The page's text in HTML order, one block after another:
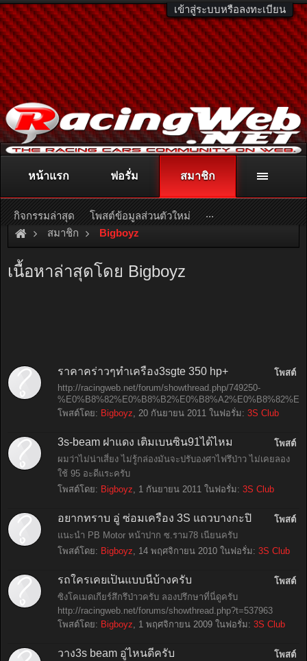
เข้าสู่ระบบหรือลงทะเบียน
ติดต่อลงโฆษณา racingweb@gmail.comหรือโทร. 081-811-1138
หรืออ่านรายละเอียดเพิ่มเติม คลิกที่นี่
สมาชิก Bigboyz
เนื้อหาล่าสุดโดย Bigboyz
โพสต์
ราคาคร่าวๆทำเครื่อง3sgte 350 hp+
http://racingweb.net/forum/showthread.php/749250-
โพสต์โดย: Bigboyz, 20 กันยายน 2011 ในฟอรั่ม: 3S Club
โพสต์
3s-beam ฝาแดง เติมเบนซิน91ได้ไหม
ผมว่าไม่น่าเสี่ยง ไม่รู้กล่องมันจะปรับองศาไฟรึป่าว ไม่เคยลอง
ใช้ 95 อะดีแระครับ
โพสต์โดย: Bigboyz, 1 กันยายน 2011 ในฟอรั่ม: 3S Club
โพสต์
อยากทราบ อู่ ซ่อมเครื่อง 3S แถวบางกะปิ
แนะนำ PB Motor หน้าปาก ซ.ราม78 เนียนครับ
โพสต์โดย: Bigboyz, 14 พฤศจิกายน 2010 ในฟอรั่ม: 3S Club
โพสต์
รถใครเคยเป็นแบบนี้บ้างครับ
ซิงโคเมดเกียร์สึกรึป่าวครับ ลองปรึกษาที่นี่ดูครับ
http://racingweb.net/forums/showthread.php?t=537963
โพสต์โดย: Bigboyz, 1 พฤศจิกายน 2009 ในฟอรั่ม: 3S Club
โพสต์
วาง3s beam อู่ไหนดีครับ
หน้าแรก ฟอรั่ม สมาชิก
กิจกรรมล่าสุด โพสต์ข้อมูลส่วนตัวใหม่ ...